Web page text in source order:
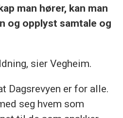
man hører, kan man
og opplyst samtale og
sier Vegheim.
Dagsrevyen er for alle.
seg hvem som